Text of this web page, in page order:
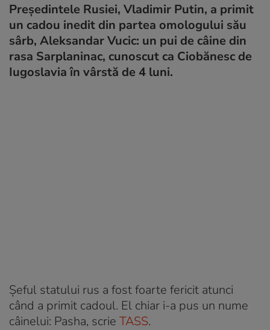
Președintele Rusiei, Vladimir Putin, a primit
un cadou inedit din partea omologului său
sârb, Aleksandar Vucic: un pui de câine din
rasa Sarplaninac, cunoscut ca Ciobănesc de
Iugoslavia în vârstă de 4 luni.
Șeful statului rus a fost foarte fericit atunci
când a primit cadoul. El chiar i-a pus un nume
câinelui: Pasha, scrie TASS.